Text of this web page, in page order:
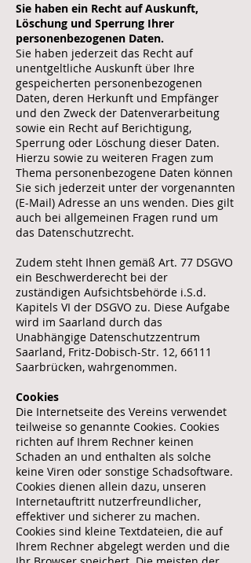
Sie haben ein Recht auf Auskunft,
Löschung und Sperrung Ihrer
personenbezogenen Daten.
Sie haben jederzeit das Recht auf
unentgeltliche Auskunft über Ihre
gespeicherten personenbezogenen
Daten, deren Herkunft und Empfänger
und den Zweck der Datenverarbeitung
sowie ein Recht auf Berichtigung,
Sperrung oder Löschung dieser Daten.
Hierzu sowie zu weiteren Fragen zum
Thema personenbezogene Daten können
Sie sich jederzeit unter der vorgenannten
(E-Mail) Adresse an uns wenden. Dies gilt
auch bei allgemeinen Fragen rund um
das Datenschutzrecht.
Zudem steht Ihnen gemäß Art. 77 DSGVO
ein Beschwerderecht bei der
zuständigen Aufsichtsbehörde i.S.d.
Kapitels VI der DSGVO zu. Diese Aufgabe
wird im Saarland durch das
Unabhängige Datenschutzzentrum
Saarland, Fritz-Dobisch-Str. 12, 66111
Saarbrücken, wahrgenommen.
Cookies
Die Internetseite des Vereins verwendet
teilweise so genannte Cookies. Cookies
richten auf Ihrem Rechner keinen
Schaden an und enthalten als solche
keine Viren oder sonstige Schadsoftware.
Cookies dienen allein dazu, unseren
Internetauftritt nutzerfreundlicher,
effektiver und sicherer zu machen.
Cookies sind kleine Textdateien, die auf
Ihrem Rechner abgelegt werden und die